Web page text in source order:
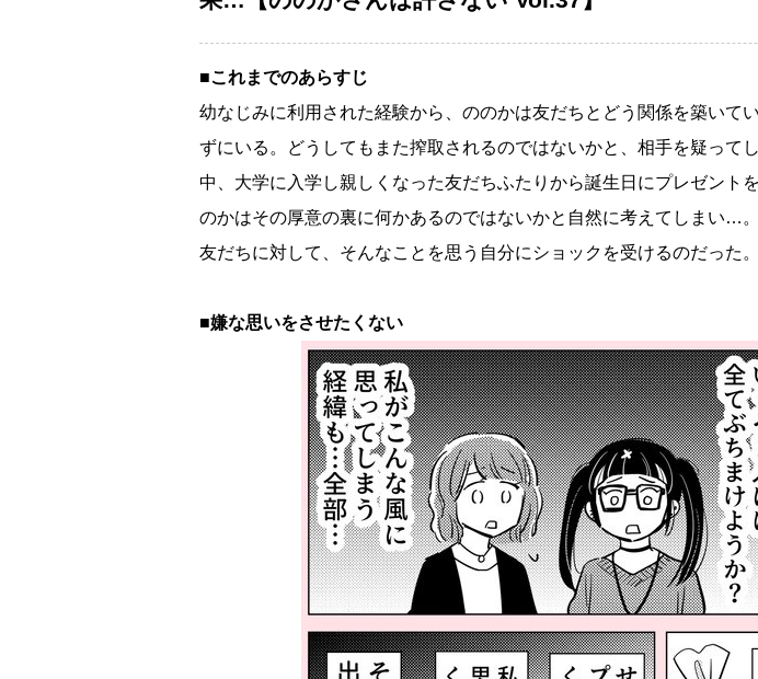
■これまでのあらすじ
幼なじみに利用された経験から、ののかは友だちとどう関係を築いて
ずにいる。どうしてもまた搾取されるのではないかと、相手を疑って
中、大学に入学し親しくなった友だちふたりから誕生日にプレゼント
のかはその厚意の裏に何かあるのではないかと自然に考えてしまい…
友だちに対して、そんなことを思う自分にショックを受けるのだった。
■嫌な思いをさせたくない